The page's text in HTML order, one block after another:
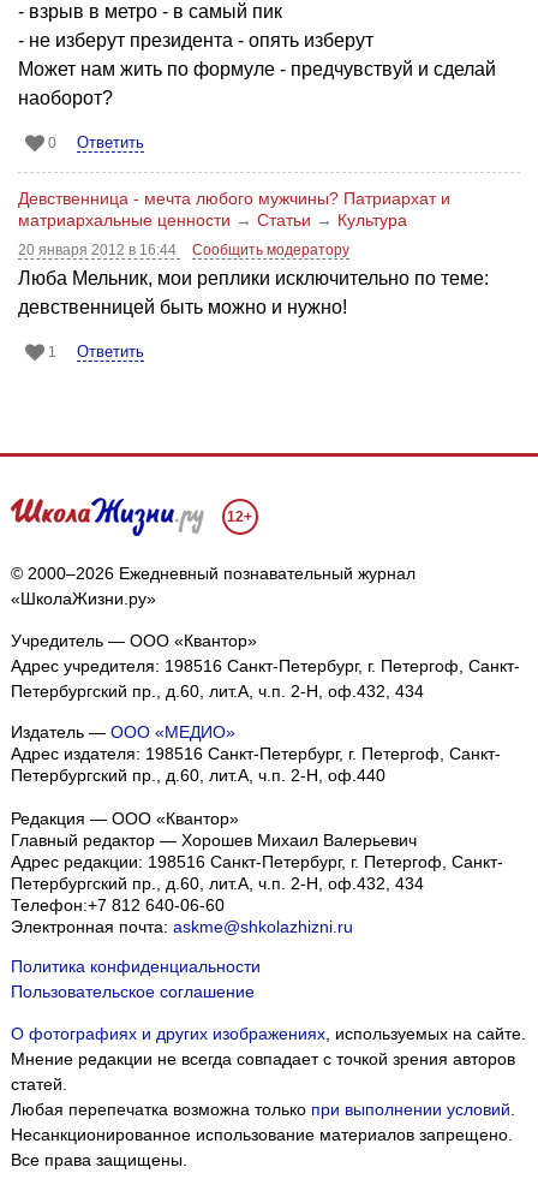
- взрыв в метро - в самый пик
- не изберут президента - опять изберут
Может нам жить по формуле - предчувствуй и сделай
наоборот?
0 Ответить
Девственница - мечта любого мужчины? Патриархат и
матриархальные ценности → Статьи → Культура
20 января 2012 в 16:44 Сообщить модератору
Люба Мельник, мои реплики исключительно по теме:
девственницей быть можно и нужно!
1 Ответить
12+
© 2000–2026 Ежедневный познавательный журнал
«ШколаЖизни.ру»
Учредитель — ООО «Квантор»
Адрес учредителя: 198516 Санкт-Петербург, г. Петергоф, Санкт-
Петербургский пр., д.60, лит.А, ч.п. 2-Н, оф.432, 434
Издатель — ООО «МЕДИО»
Адрес издателя: 198516 Санкт-Петербург, г. Петергоф, Санкт-
Петербургский пр., д.60, лит.А, ч.п. 2-Н, оф.440
Редакция — ООО «Квантор»
Главный редактор — Хорошев Михаил Валерьевич
Адрес редакции: 198516 Санкт-Петербург, г. Петергоф Санкт-
Петербургский пр., д.60, лит.А, ч.п. 2-Н, оф.432, 434
Телефон:+7 812 640-06-60
Электронная почта: askme@shkolazhizni.ru
Политика конфиденциальности
Пользовательское соглашение
О фотографиях и других изображениях, используемых на сайте.
Мнение редакции не всегда совпадает с точкой зрения авторов
статей.
Любая перепечатка возможна только при выполнении условий
Несанкционированное использование материалов запрещено.
Все права защищены.